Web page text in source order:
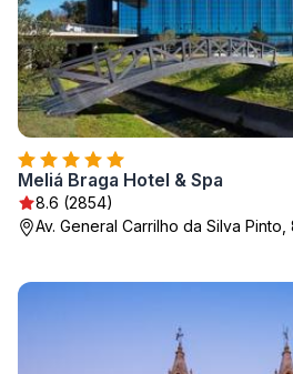
Meliá Braga Hotel & Spa
8.6 (2854)
Av. General Carrilho da Silva Pinto,